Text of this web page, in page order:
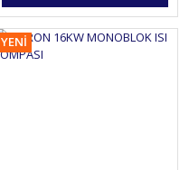
YENİ